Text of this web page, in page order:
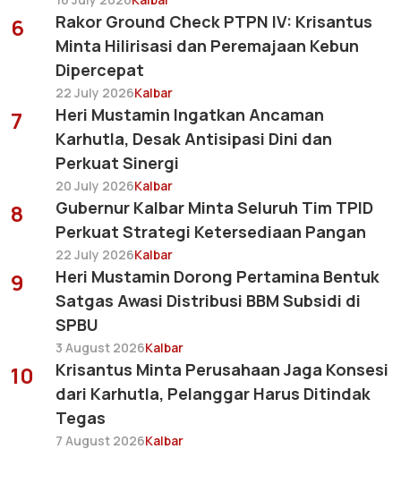
6
Rakor Ground Check PTPN IV: Krisantus
Minta Hilirisasi dan Peremajaan Kebun
Dipercepat
22 July 2026Kalbar
7
Heri Mustamin Ingatkan Ancaman
Karhutla, Desak Antisipasi Dini dan
Perkuat Sinergi
20 July 2026Kalbar
8
Gubernur Kalbar Minta Seluruh Tim TPID
Perkuat Strategi Ketersediaan Pangan
22 July 2026Kalbar
9
Heri Mustamin Dorong Pertamina Bentuk
Satgas Awasi Distribusi BBM Subsidi di
SPBU
3 August 2026Kalbar
10
Krisantus Minta Perusahaan Jaga Konsesi
dari Karhutla, Pelanggar Harus Ditindak
Tegas
7 August 2026Kalbar